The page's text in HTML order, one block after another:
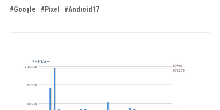
#Google #Pixel #Android17